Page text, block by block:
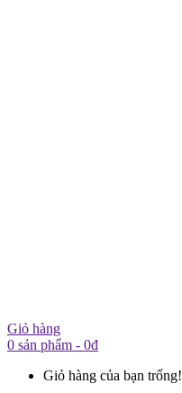
Giỏ hàng
0 sản phẩm - 0đ
Giỏ hàng của bạn trống!